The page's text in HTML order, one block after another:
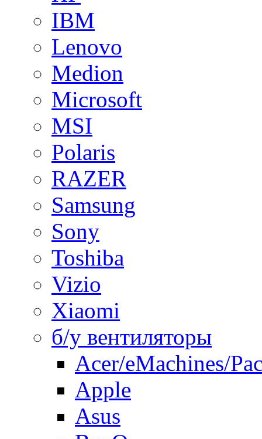
IBM
Lenovo
Medion
Microsoft
MSI
Polaris
RAZER
Samsung
Sony
Toshiba
Vizio
Xiaomi
б/у вентиляторы
Acer/eMachines/
Apple
Asus